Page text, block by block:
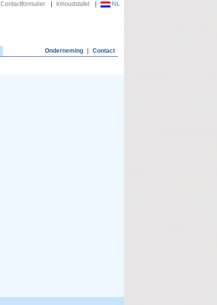
Contactformulier Inhoudstafel NL
Onderneming Contact